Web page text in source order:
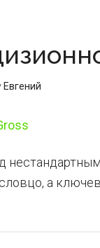
Евгений
а